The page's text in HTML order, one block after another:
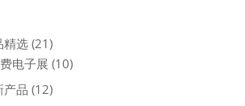
精选(21)
电子展 (10)
产品 (12)